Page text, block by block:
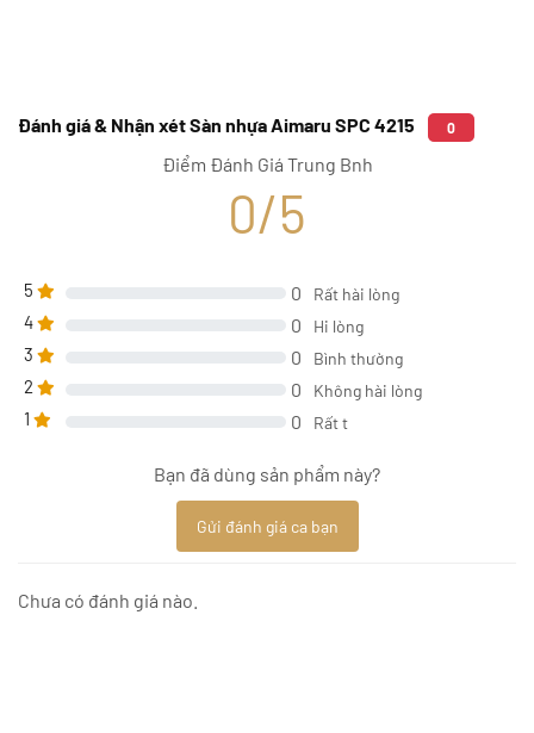
Đánh giá & Nhận xét Sàn nhựa Aimaru SPC 4215 0
Điểm Đánh Giá Trung Bnh
0/5
5 0 Rất hài lòng
4 0 Hi lòng
3 0 Bình thường
2 0 Không hài lòng
1 0 Rất t
Bạn đã dùng sản phẩm này?
Gửi đánh giá ca bạn
Chưa có đánh giá nào.